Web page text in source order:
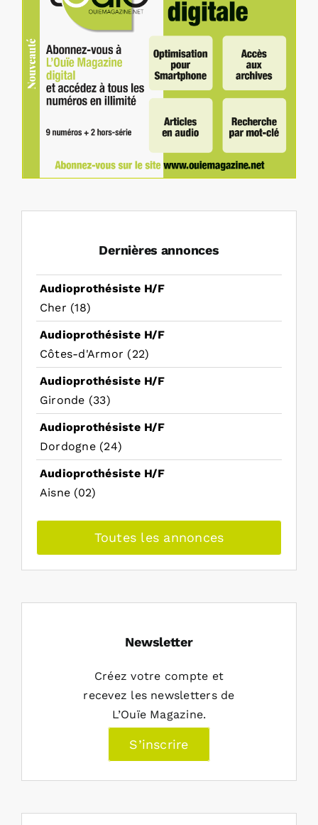
Dernières annonces
Audioprothésiste H/F
Cher (18)
Audioprothésiste H/F
Côtes-d'Armor (22)
Audioprothésiste H/F
Gironde (33)
Audioprothésiste H/F
Dordogne (24)
Audioprothésiste H/F
Aisne (02)
Toutes les annonces
Newsletter
Créez votre compte et
recevez les newsletters de
L’Ouïe Magazine.
S’inscrire